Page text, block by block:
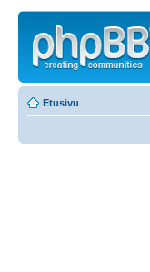
Etusivu